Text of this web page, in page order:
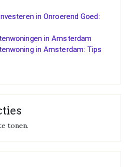
in Onroerend Goed:
in Amsterdam
in Amsterdam: Tips
tonen.